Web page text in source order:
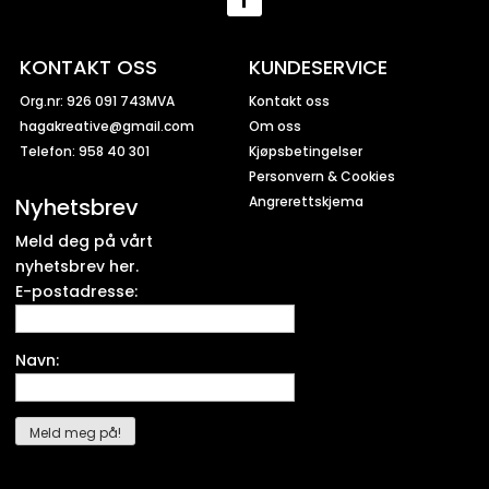
KONTAKT OSS
Org.nr: 926 091 743MVA
hagakreative@gmail.com
Telefon: 958 40 301
Nyhetsbrev
Meld deg på vårt
nyhetsbrev her.
E-postadresse:
Navn:
KUNDESERVICE
Kontakt oss
Om oss
Kjøpsbetingelser
Personvern & Cookies
Angrerettskjema